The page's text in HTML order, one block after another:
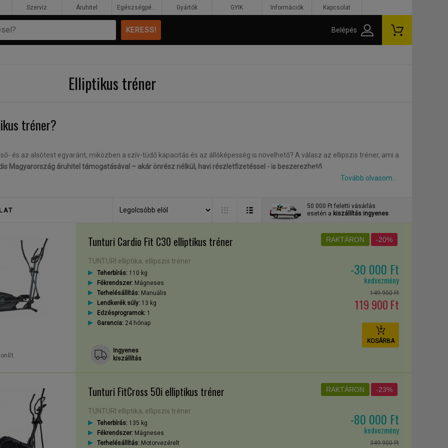
Elliptikus tréner
tréner?
és az alsótest egyaránt, miközben a szív-tüdő kapacitás és az állóképesség is növelhető? A válasz az ellipszis tréner, ami a
Magyarország áruhitel támogatásával – akár önrész nélkül, havi részletfizetéssel - is beszerezhető.
megbízható és stabil tagja, hiszen a beállítási lehetőségei életkortól és edzettségi állapottól függetlenül
kardioedzésre alkalmas fitneszgépekkel - például szobakerékpár, futópad – szemben hogy a felsőtestet is edzi nemcsak a
kér és kap az otthonokban is.
tréner birtokában?
és számottevő rajongót tudhatunk az érettebb generációk sorában is.
részben a gerincoszlop számára is kellemes, átmozgató jellegű edzést kínál enyhébb fokozaton.
bír a kalóriaégetésben, ezért a fogyni kívánók, életmódváltók korszerű és hatékony eszköze.
imitálja (korai elődei az úgynevezett sífutógépek), azaz mozgás közben a boka, térd és csípőízületek végig a saját,
ütődés szinte megszűnik, a lábízületek feszültsége minimálisra csökken.
különösen a hát alsó részét.
50 000 Ft feletti vásárlás
esetén a kiszállítás ingyenes
Tunturi Cardio Fit C30 elliptikus tréner
TUNTURI elliptika, ellipszis tréner
Teherbírás: 110 kg
Fékrendszer: Mágneses
Terhelésállítás: Manuális
Lendkerék súly: 13 kg
Edzésprogramok: 1
Garancia: 24 hónap
-30 000 Ft
kedvezmény
149 900 Ft
119 900 Ft
KOSÁRBA
Ingyenes
kiszállítás
-20%
RAKTÁRON
Tunturi FitCross 50i elliptikus tréner
TUNTURI elliptika, ellipszis tréner
Teherbírás: 135 kg
Fékrendszer: Mágneses
Terhelésállítás: Motorvezérelt
-80 000 Ft
kedvezmény
349 900 Ft
-23%
RAKTÁRON
Szerviz Áruhitel Egészségpénztár Gyártók GYIK Információk Kapcsolat
Belépés